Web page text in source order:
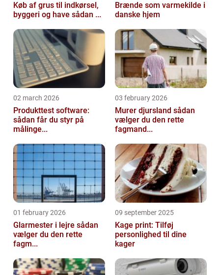
Køb af grus til indkørsel,
byggeri og have sådan ...
Brænde som varmekilde i
danske hjem
02 march 2026
Produkttest software:
sådan får du styr på
målinge...
03 february 2026
Murer djursland sådan
vælger du den rette
fagmand...
01 february 2026
Glarmester i lejre sådan
vælger du den rette
fagm...
09 september 2025
Kage print: Tilføj
personlighed til dine
kager